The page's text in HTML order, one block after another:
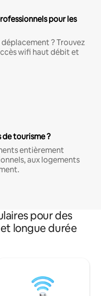
pour les
? Trouvez
wifi haut débit et
de tourisme ?
entièrement
aux logements
pour des
longue durée